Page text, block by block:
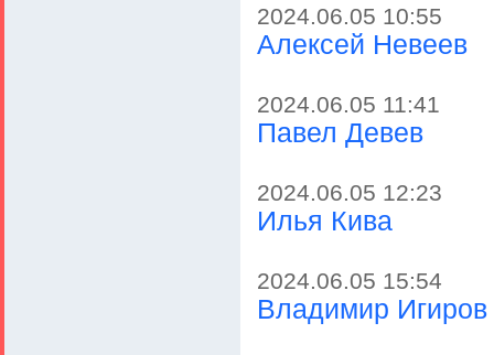
2024.06.05 10:55
Алексей Невеев
2024.06.05 11:41
Павел Девев
2024.06.05 12:23
Илья Кива
2024.06.05 15:54
Владимир Игиров